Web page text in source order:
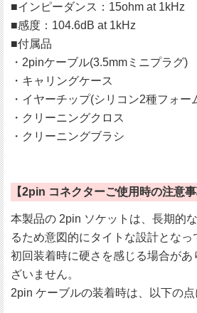
■インピーダンス：15ohm at 1kHz
■感度：104.6dB at 1kHz
■付属品
・2pinケーブル(3.5mmミニプラグ)
・キャリングケース
・イヤーチップ(シリコン2種フォ
・クリーニングクロス
・クリーニングブラシ
【2pin コネクターご使用時の注意事
本製品の 2pin ソケットは、長期的
るため意図的にタイトな設計となっ
初回装着時に硬さを感じる場合が
ざいません。
2pin ケーブルの装着時は、以下の点